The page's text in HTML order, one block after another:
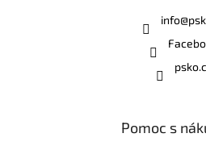
info@
Pomoc s